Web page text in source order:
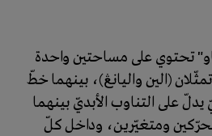
تحتوي على مساحتين واحدة
(الين واليانڠ)، بينهما خطّ
على التناوب الأبديّ بينهما
ومتغيّرين، وداخل كلّ